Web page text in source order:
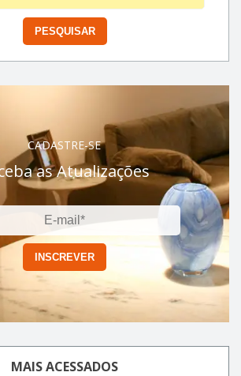
CADASTRE-SE
as Atualizações
MAIS ACESSADOS